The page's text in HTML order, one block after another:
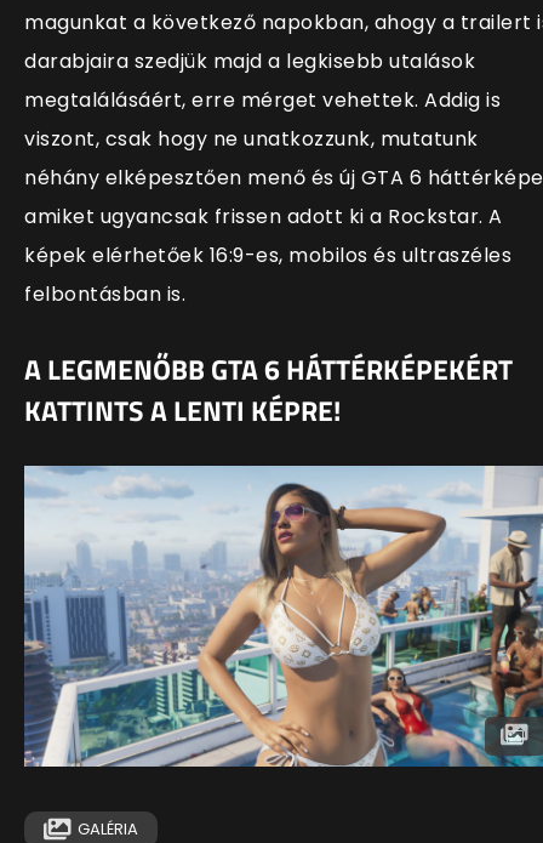
magunkat a következő napokban, ahogy a trailert
darabjaira szedjük majd a legkisebb utalások
megtalálásáért, erre mérget vehettek. Addig is
viszont, csak hogy ne unatkozzunk, mutatunk
néhány elképesztően menő és új GTA 6
amiket ugyancsak frissen adott ki a Rockstar. A
képek elérhetőek 16:9-es, mobilos és ultraszéles
felbontásban is.
A LEGMENŐBB GTA 6 HÁTTÉRKÉPEKÉRT
KATTINTS A LENTI KÉPRE!
GALÉRIA